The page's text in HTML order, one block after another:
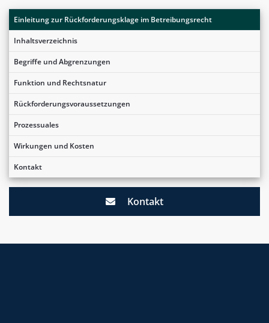
Einleitung zur Rückforderungsklage im Betreibungsrecht
Inhaltsverzeichnis
Begriffe und Abgrenzungen
Funktion und Rechtsnatur
Rückforderungsvoraussetzungen
Prozessuales
Wirkungen und Kosten
Kontakt
Kontakt